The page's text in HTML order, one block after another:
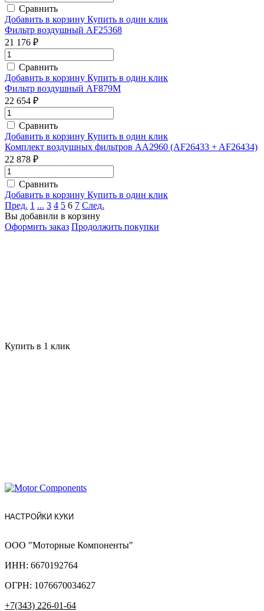
Сравнить
Добавить в корзину Купить в один клик
Фильтр воздушный AF25368
21 176 ₽
Сравнить
Добавить в корзину Купить в один клик
Фильтр воздушный AF879M
22 654 ₽
Сравнить
Добавить в корзину Купить в один клик
Комплект воздушных фильтров AA2960 (AF26433 + AF26434)
22 878 ₽
Сравнить
Добавить в корзину Купить в один клик
Пред. 1 ... 3 4 5 6 7 След.
Вы добавили в корзину
Оформить заказ Продолжить покупки
Купить в 1 клик
НАСТРОЙКИ КУКИ
ООО "Моторные Компоненты"
ИНН: 6670192764
ОГРН: 1076670034627
+7(343) 226-01-64